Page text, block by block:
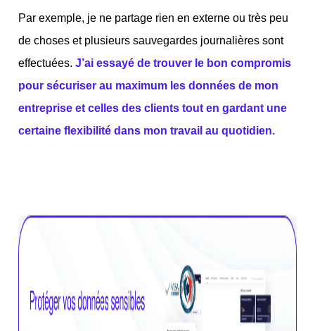
Par exemple, je ne partage rien en externe ou très peu
de choses et plusieurs sauvegardes journalières sont
effectuées. J’ai essayé de trouver le bon compromis
pour sécuriser au maximum les données de mon
entreprise et celles des clients tout en gardant une
certaine flexibilité dans mon travail au quotidien.